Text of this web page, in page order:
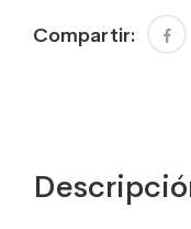
Compartir: